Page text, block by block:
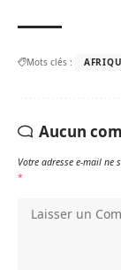
Mots clés :
Aucun
Votre adresse e-mail ne
*